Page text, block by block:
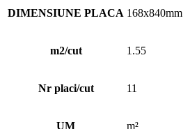
DIMENSIUNE PLACA 168x840mm
m2/cut 1.55
Nr placi/cut 11
UM m²